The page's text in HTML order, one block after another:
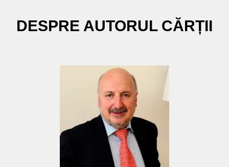
DESPRE AUTORUL CĂRȚII